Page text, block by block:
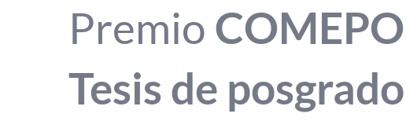
Premio COMEPO
Tesis de posgrado